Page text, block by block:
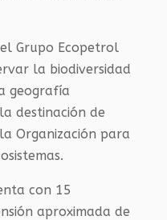
Grupo Ecopetrol
la biodiversidad
geografía
destinación de
Organización para
con 15
aproximada de